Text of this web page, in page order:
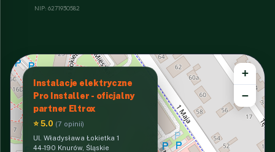
NIP: 6271930582
Instalacje elektryczne
Pro Installer - oficjalny
partner Eltrox
⭐ 5.0 (7 opinii)
Ul. Władysława Łokietka 1
44-190 Knurów, Śląskie
+
−